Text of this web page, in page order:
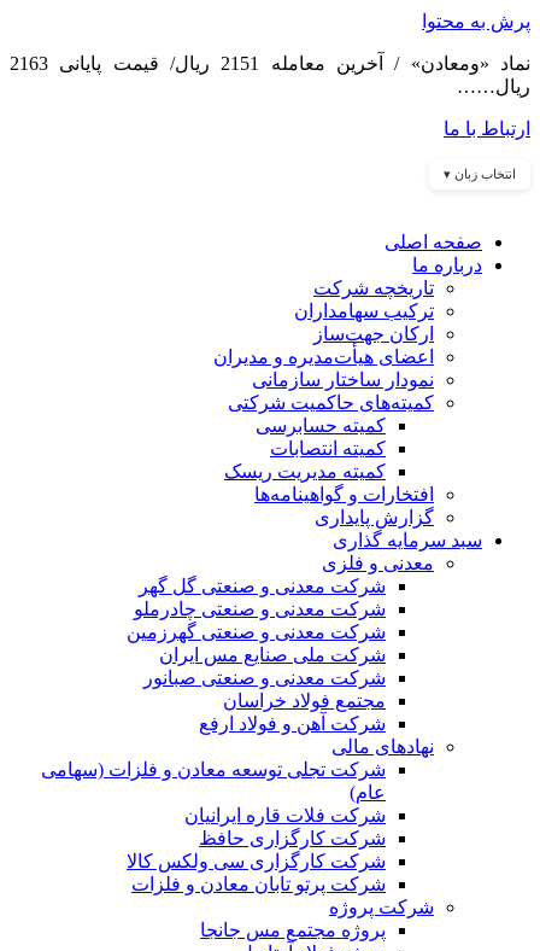
پرش به محتوا
نماد «ومعادن» / آخرین معامله 2151 ریال/ قیمت پایانی 2163
ریال……
ارتباط با ما
انتخاب زبان ▾
صفحه اصلی
درباره ما
تاریخچه شرکت
ترکیب سهامداران
ارکان جهت‌ساز
اعضای هیأت‌مدیره و مدیران
نمودار ساختار سازمانی
کمیته‌های حاکمیت شرکتی
کمیته حسابرسی
کمیته انتصابات
کمیته مدیریت ریسک
افتخارات و گواهینامه‌ها
گزارش پایداری
سبد سرمایه گذاری
معدنی و فلزی
شرکت معدنی و صنعتی گل گهر
شرکت معدنی و صنعتی چادرملو
شرکت معدنی و صنعتی گهرزمین
شرکت ملی صنایع مس ایران
شرکت معدنی و صنعتی صبانور
مجتمع فولاد خراسان
شرکت آهن و فولاد ارفع
نهادهای مالی
شرکت تجلی توسعه معادن و فلزات (سهامی
عام)
شرکت فلات قاره ایرانیان
شرکت کارگزاری حافظ
شرکت کارگزاری سی ولکس کالا
شرکت پرتو تابان معادن و فلزات
شرکت پروژه
پروژه مجتمع مس جانجا